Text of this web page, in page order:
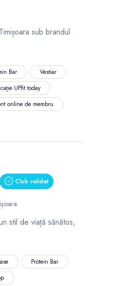
sub brandul
Bar
Vestiar
UPfit.today
online de membru
Club validat
stil de viață sănătos,
Protein Bar